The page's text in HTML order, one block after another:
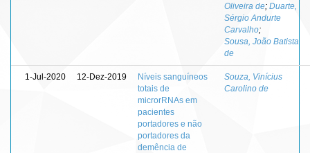
Oliveira de; Duarte,
Sérgio Andurte
Carvalho;
Sousa, João Batista
de
1-Jul-2020 12-Dez-2019
Níveis sanguíneos
totais de
microrRNAs em
pacientes
portadores e não
portadores da
demência de
Souza, Vinícius
Carolino de